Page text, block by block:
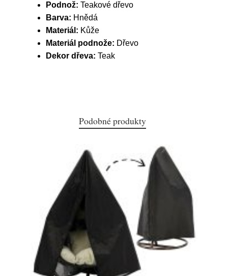
Podnož: Teakové dřevo
Barva: Hnědá
Materiál: Kůže
Materiál podnože: Dřevo
Dekor dřeva: Teak
Podobné produkty